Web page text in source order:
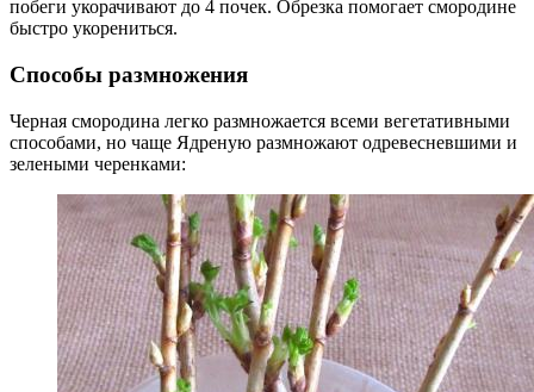
побеги укорачивают до 4 почек. Обрезка помогает смородине
быстро укорениться.
Способы размножения
Черная смородина легко размножается всеми вегетативными
способами, но чаще Ядреную размножают одревесневшими и
зелеными черенками: